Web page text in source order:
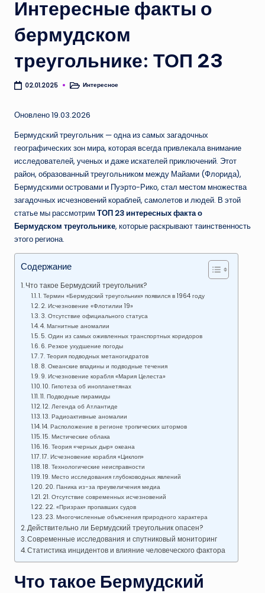
Интересные факты о
бермудском
треугольнике: ТОП 23
02.01.2025
Опубликовано
Интересное
Оновлено 19.03.2026
Бермудский треугольник — одна из самых загадочных
географических зон мира, которая всегда привлекала внимание
исследователей, ученых и даже искателей приключений. Этот
район, образованный треугольником между Майами (Флорида),
Бермудскими островами и Пуэрто-Рико, стал местом множества
загадочных исчезновений кораблей, самолетов и людей. В этой
статье мы рассмотрим ТОП 23 интересных факта о
Бермудском треугольнике, которые раскрывают таинственность
этого региона.
Содержание
Что такое Бермудский треугольник?
1. Термин «Бермудский треугольник» появился в 1964 году
2. Исчезновение «Флотилии 19»
3. Отсутствие официального статуса
4. Магнитные аномалии
5. Один из самых оживленных транспортных коридоров
6. Резкое ухудшение погоды
7. Теория подводных метаногидратов
8. Океанские впадины и подводные течения
9. Исчезновение корабля «Мария Целеста»
10. Гипотеза об инопланетянах
11. Подводные пирамиды
12. Легенда об Атлантиде
13. Радиоактивные аномалии
14. Расположение в регионе тропических штормов
15. Мистические облака
16. Теория «черных дыр» океана
17. Исчезновение корабля «Циклоп»
18. Технологические неисправности
19. Место исследования глубоководных явлений
20. Паника из-за преувеличения медиа
21. Отсутствие современных исчезновений
22. «Призрак» пропавших судов
23. Многочисленные объяснения природного характера
Действительно ли Бермудский треугольник опасен?
Современные исследования и спутниковый мониторинг
Статистика инцидентов и влияние человеческого фактора
Что такое Бермудский